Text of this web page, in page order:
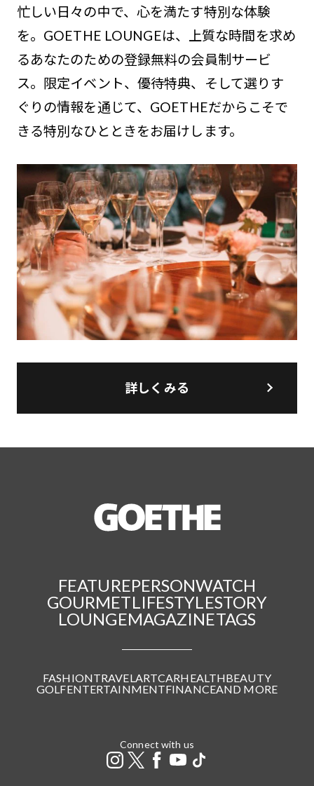
忙しい日々の中で、心を満たす特別な体験
を。GOETHE LOUNGEは、上質な時間を求め
るあなたのための登録無料の会員制サービ
ス。限定イベント、優待特典、そして選りす
ぐりの情報を通じて、GOETHEだからこそで
きる特別なひとときをお届けします。
詳しくみる
FEATUREPERSONWATCH
GOURMETLIFESTYLESTORY
LOUNGEMAGAZINETAGS
FASHIONTRAVEL ARTCARHEALTHBEAUTY
GOLFENTERTAINMENTFINANCEAND MORE
Connect with us